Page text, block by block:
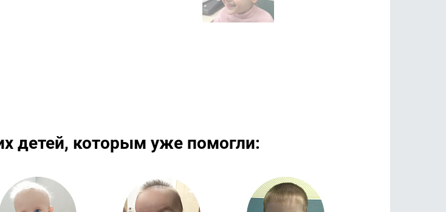
детей, которым уже помогли:
Подробнее Подробнее Подробнее